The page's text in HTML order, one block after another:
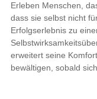
Erleben Menschen,
dass sie selbst nicht
Erfolgserlebnis zu
erweitert seine
bewältigen, sobald